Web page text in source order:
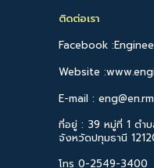
ติดต่อเรา
Facebook
Website
E-mail :
ที่อยู่ : 39 หมู่ที่ 1 ตำ
จังหวัดปทุมธานี
โทร 0-2549-3400